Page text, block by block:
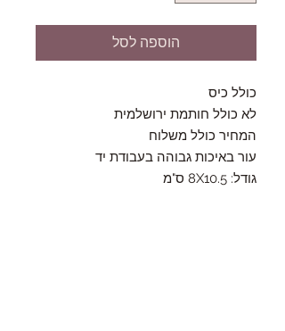
הוספה לסל
כולל כיס
לא כולל חותמת ירושלמית
המחיר כולל משלוח
עור באיכות גבוהה בעבודת יד
גודל: 8X10.5 ס"מ